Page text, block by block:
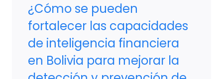
¿Cómo se pueden
fortalecer las capacidades
de inteligencia financiera
en Bolivia para mejorar la